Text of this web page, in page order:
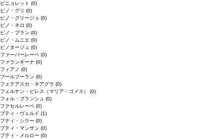
ピニョレット (0)
ピノ・グリ (0)
ピノ・グリージョ (0)
ピノ・ネロ (0)
ピノ・ブラン (0)
ピノ・ムニエ (0)
ピノタージュ (0)
ファーバーレーベ (0)
ファランギーナ (0)
フィアノ (0)
ブールブーラン (0)
フェテアスカ・ネアグラ (0)
フェルナン・ピレス（マリア・ゴメス） (0)
フォル・ブランシュ (0)
フクセルレーベ (0)
プティ・ヴェルド (1)
プティ・シラー (0)
プティ・マンサン (0)
プティ・メルロー (0)